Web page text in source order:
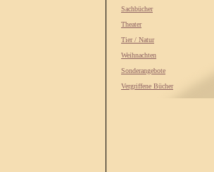
Sachbücher
Theater
Tier / Natur
Weihnachten
Sonderangebote
Vergriffene Bücher